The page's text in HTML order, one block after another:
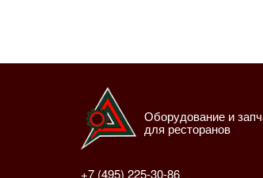
Оборудование и
для ресторанов
+7 (495) 225-30-86